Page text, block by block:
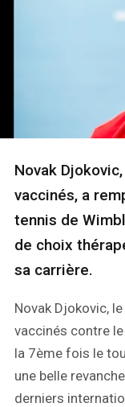
Novak
vaccinés, a
tennis de
de choix
sa carrière.
Novak Djokovic,
vaccinés contre
la 7ème fois le
une belle
derniers